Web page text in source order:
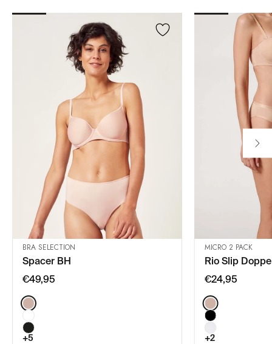
IN DEN WARENKORB
BRA SELECTION
Spacer BH
€49,95
Color:
+5
IN
MICRO 2 PACK
Rio Slip
€24,95
Color:
+2